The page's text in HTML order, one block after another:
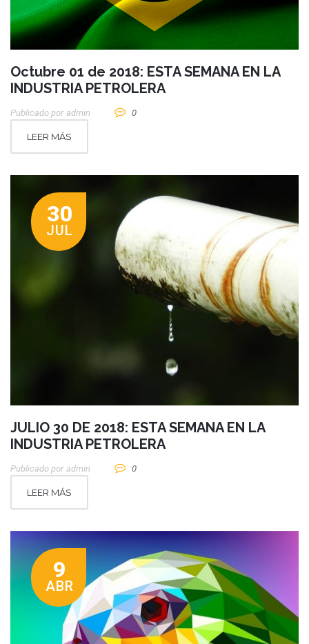
Octubre 01 de 2018: ESTA SEMANA EN LA
INDUSTRIA PETROLERA
Publicado por Admin 0
LEER MÁS
30
JUL
JULIO 30 DE 2018: ESTA SEMANA EN LA
INDUSTRIA PETROLERA
Publicado por Admin 0
LEER MÁS
9
ABR